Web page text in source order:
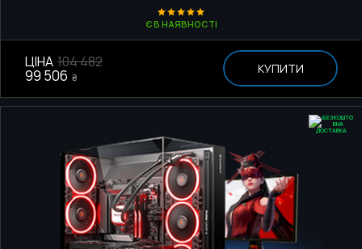
Є В НАЯВНОСТІ
ЦІНА 104 482
99 506 ₴
КУПИТИ